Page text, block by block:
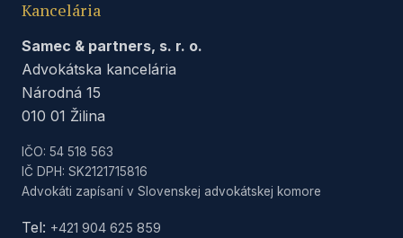
Kancelária
Samec & partners, s. r. o.
Advokátska kancelária
Národná 15
010 01 Žilina
IČO: 54 518 563
IČ DPH: SK2121715816
Advokáti zapísaní v Slovenskej advokátskej komore
Tel: +421 904 625 859